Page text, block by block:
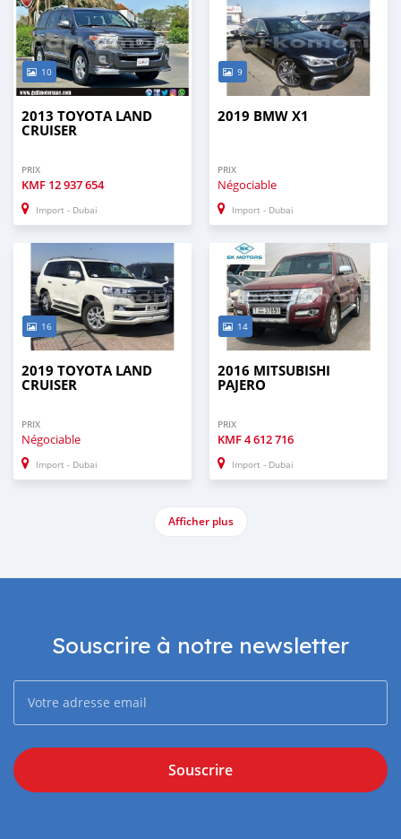
10
2013 TOYOTA LAND
CRUISER
PRIX
KMF 12 937 654
Import - Dubai
9
2019 BMW X1
PRIX
Négociable
Import - Dubai
16
2019 TOYOTA LAND
CRUISER
PRIX
Négociable
Import - Dubai
14
2016 MITSUBISHI
PAJERO
PRIX
KMF4 612 716
Import - Dubai
Afficher plus
Souscrire à notre newsletter
Souscrire